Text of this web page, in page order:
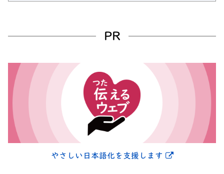
PR
やさしい日本語化を支援します 別ウィンドウ